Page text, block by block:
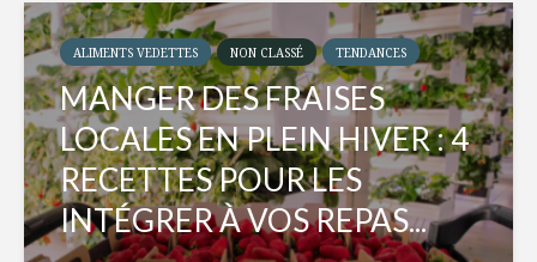
ALIMENTS VEDETTES NON CLASSÉ TENDANCES
MANGER DES FRAISES
LOCALES EN PLEIN HIVER : 4
RECETTES POUR LES
INTÉGRER À VOS REPAS...